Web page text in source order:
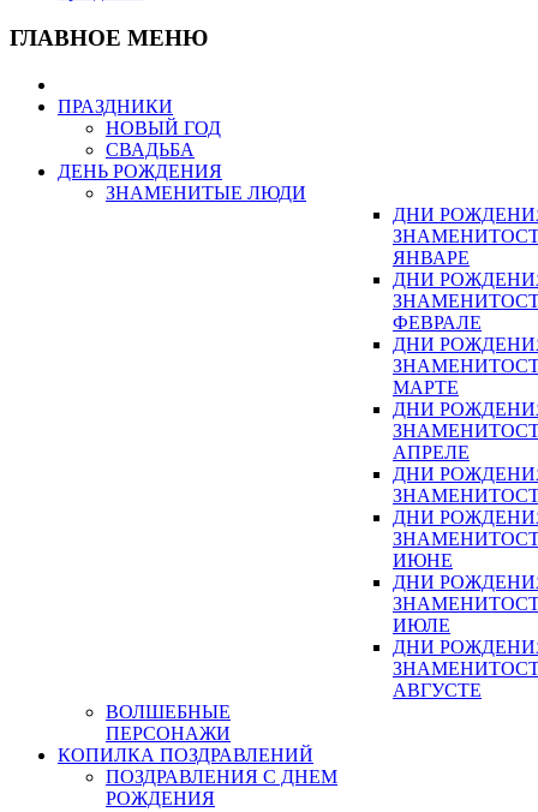
ГЛАВНОЕ МЕНЮ
ПРАЗДНИКИ
НОВЫЙ ГОД
СВАДЬБА
ДЕНЬ РОЖДЕНИЯ
ЗНАМЕНИТЫЕ ЛЮДИ
ДНИ
ЯНВАРЕ
ДНИ
ФЕВРАЛЕ
ДНИ
МАРТЕ
ДНИ
АПРЕЛЕ
ДНИ
ДНИ
ИЮНЕ
ДНИ
ИЮЛЕ
ДНИ
АВГУСТЕ
ВОЛШЕБНЫЕ
ПЕРСОНАЖИ
КОПИЛКА ПОЗДРАВЛЕНИЙ
ПОЗДРАВЛЕНИЯ С ДНЕМ
РОЖДЕНИЯ